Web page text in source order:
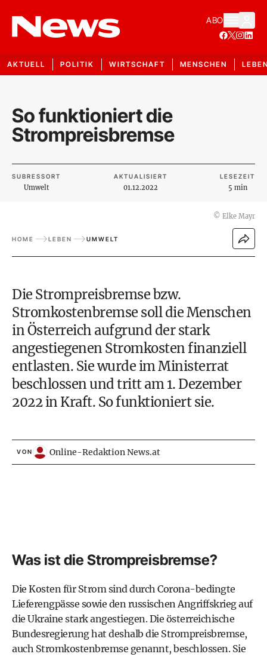
ABO
AKTUELL POLITIK WIRTSCHAFT MENSCHEN
So funktioniert die
Strompreisbremse
SUBRESSORT
Umwelt
AKTUALISIERT
01.12.2022
LESEZEIT
5 min
© Elke Mayr
HOME LEBEN UMWELT
Die Strompreisbremse bzw.
Stromkostenbremse soll die Menschen
in Österreich aufgrund der stark
angestiegenen Stromkosten finanziell
entlasten. Sie wurde im Ministerrat
beschlossen und tritt am 1. Dezember
2022 in Kraft. So funktioniert sie.
VON Online-Redaktion News.at
Was ist die Strompreisbremse?
Die Kosten für Strom sind durch Corona-bedingte
Lieferengpässe sowie den russischen Angriffskrieg auf
die Ukraine stark angestiegen. Die österreichische
Bundesregierunghat deshalb die Strompreisbremse,
auch Stromkostenbremse genannt, beschlossen. Sie